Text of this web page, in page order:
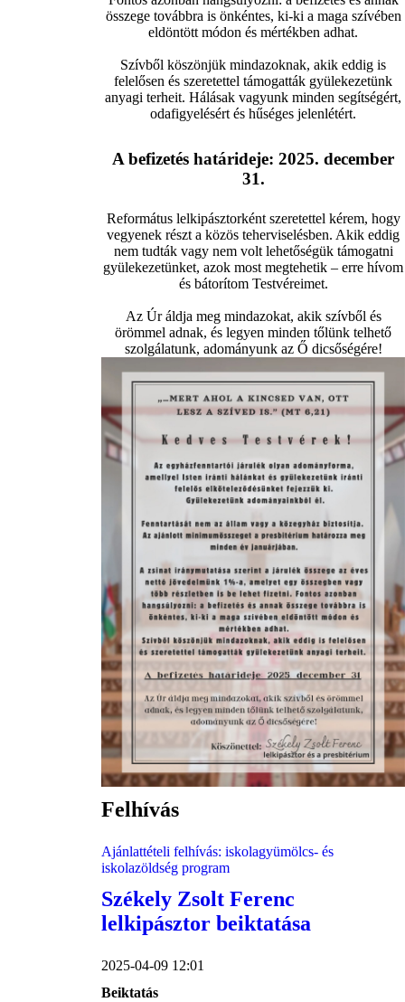
összege továbbra is önkéntes, ki-ki a maga szívében
eldöntött módon és mértékben adhat.
Szívből köszönjük mindazoknak, akik eddig is
felelősen és szeretettel támogatták gyülekezetünk
anyagi terheit. Hálásak vagyunk minden segítségért,
odafigyelésért és hűséges jelenlétért.
A befizetés határideje: 2025. december
31.
Református lelkipásztorként szeretettel kérem, hogy
vegyenek részt a közös teherviselésben. Akik eddig
nem tudták vagy nem volt lehetőségük támogatni
gyülekezetünket, azok most megtehetik – erre hívom
és bátorítom Testvéreimet.
Az Úr áldja meg mindazokat, akik szívből és
örömmel adnak, és legyen minden tőlünk telhető
szolgálatunk, adományunk az Ő dicsőségére!
Felhívás
Ajánlattételi felhívás: iskolagyümölcs- és
iskolazöldség program
Székely Zsolt Ferenc
lelkipásztor beiktatása
2025-04-09 12:01
Beiktatás